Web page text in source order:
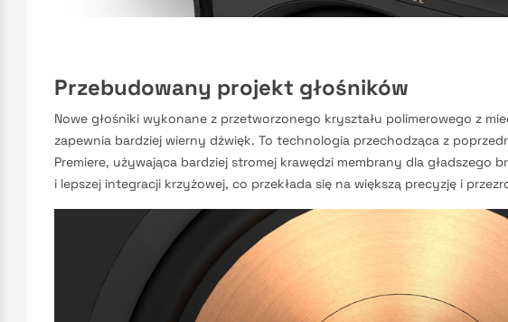
Przebudowany projekt głośników
Nowe głośniki wykonane z przetworzonego kryształu polimerowego z
zapewnia bardziej wierny dźwięk. To technologia przechodząca z
Premiere, używająca bardziej stromej krawędzi membrany dla gładszego
i lepszej integracji krzyżowej, co przekłada się na większą precyzję i